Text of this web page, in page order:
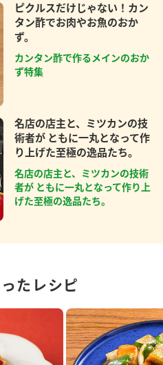
ピクルスだけじゃない！カン
タン酢でお肉やお魚のおか
ず。
カンタン酢で作るメインのおか
ず特集
名店の店主と、ミツカンの技
術者が ともに一丸となって作
り上げた至極の逸品たち。
名店の店主と、ミツカンの技術
者が ともに一丸となって作り上
げた至極の逸品たち。
たレシピ